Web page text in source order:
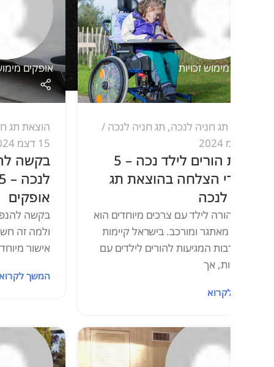
זכויות
חניה לנכה,תג חניה לנכה
זכויות הורים לילד נכה – 5
הצלחה בהוצאת תג
לילד עם צרכים מיוחדים הוא
ומורכב. בישראל קיימות
המגיעות להורים לילדים עם
אופקים מימוש זכויות
הוצאת תג חניה לנכה
בקשה להנפקת
לנכה – 5
בקשה להנפקת תג
ולמה זה חשוב? תג
אישור מיוחד
המשך לקרוא